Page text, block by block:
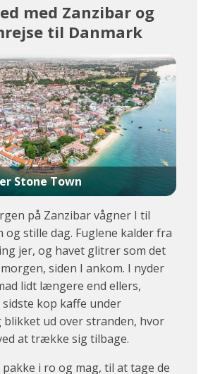
med Zanzibar og
til Danmark
Stone Town
på Zanzibar vågner I til
og stille dag. Fuglene kalder fra
jer, og havet glitrer som det
siden I ankom. I nyder
lidt længere end ellers,
sidste kop kaffe under
blikket ud over stranden, hvor
at trække sig tilbage.
i ro og mag, til at tage de